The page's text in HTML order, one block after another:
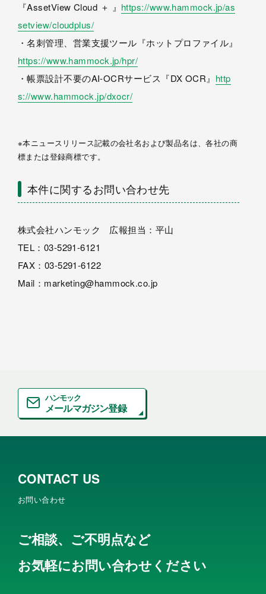
『AssetView Cloud ＋ 』 https://www.hammock.jp/as
setview/cloudplus/
・名刺管理、営業支援ツール『ホットプロファイル』
https://www.hammock.jp/hpr/
・帳票設計不要のAI-OCRサービス『DX OCR』 http
s://www.hammock.jp/dxocr/
※本ニュースリリース記載の会社名および製品名は、各社の商
標または登録商標です。
本件に関するお問い合わせ先
株式会社ハンモック 広報担当：平山
TEL：03-5291-6121
FAX：03-5291-6122
Mail：marketing@hammock.co.jp
ハンモック
メールマガジン登録
CONTACT US
お問い合わせ
ご相談、ご不明点など
お気軽にお問い合わせください